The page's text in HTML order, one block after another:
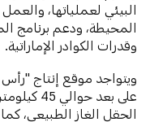
البيئي لعملياتها،
المحيطة، ودعم برنامج
وقدرات الكوادر الإماراتية.
على بعد
الحقل الغاز الطبيعي،